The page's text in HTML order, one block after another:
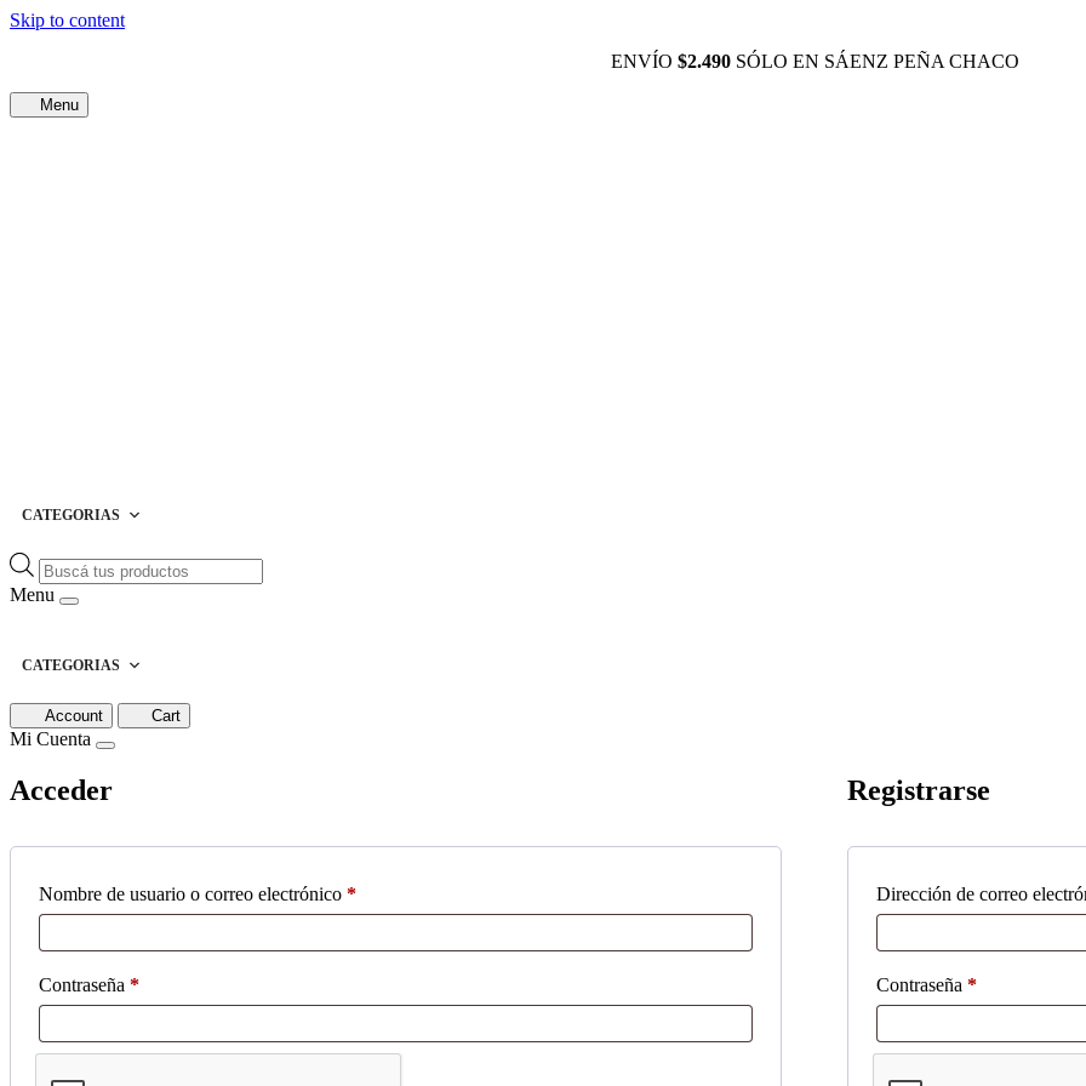
Skip to content
ENVÍO $2.490 SÓLO EN SÁENZ PEÑA CHACO
Menu
CATEGORIAS
Búsqueda
de
productos
Menu
CATEGORIAS
Account Cart
Mi Cuenta
Acceder
Nombre de usuario o correo electrónico *Obligatorio
Contraseña *Obligatorio
Registrarse
Dirección de correo
Contraseña *Obligatorio